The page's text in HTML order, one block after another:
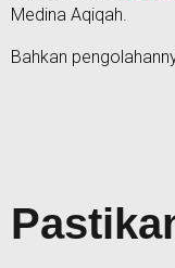
Medina Aqiqah.
Bahkan